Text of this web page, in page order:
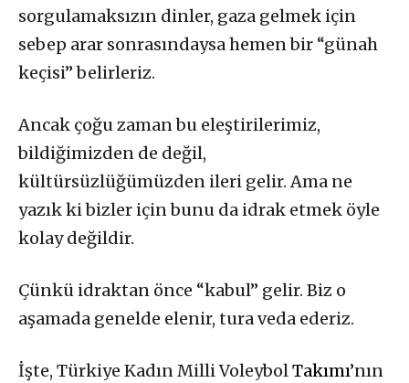
sorgulamaksızın dinler, gaza gelmek için
sebep arar sonrasındaysa hemen bir “günah
keçisi” belirleriz.
Ancak çoğu zaman bu eleştirilerimiz,
bildiğimizden de değil,
kültürsüzlüğümüzden ileri gelir. Ama ne
yazık ki bizler için bunu da idrak etmek öyle
kolay değildir.
Çünkü idraktan önce “kabul” gelir. Biz o
aşamada genelde elenir, tura veda ederiz.
İşte, Türkiye Kadın Milli VoleybolTakımı’nın